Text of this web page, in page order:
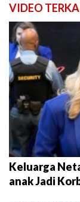
VIDEO
Keluarga
anak Jadi